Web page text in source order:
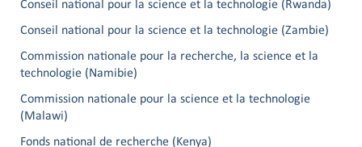
Conseil national pour la science et la technologie (Rwanda)
Conseil national pour la science et la technologie (Zambie)
Commission nationale pour la recherche, la science et la
technologie (Namibie)
Commission nationale pour la science et la technologie
(Malawi)
Fonds national de recherche (Kenya)